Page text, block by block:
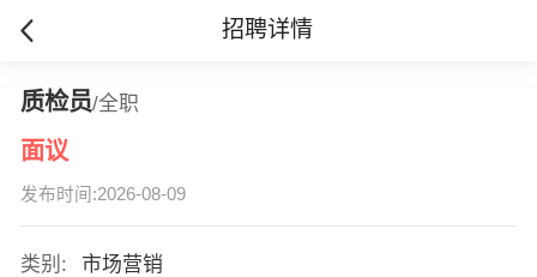
招聘详情
质检员/全职
面议
发布时间:2026-08-09
类别:
市场营销